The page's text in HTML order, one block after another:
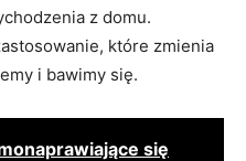
z domu.
które zmienia
i bawimy się.
się